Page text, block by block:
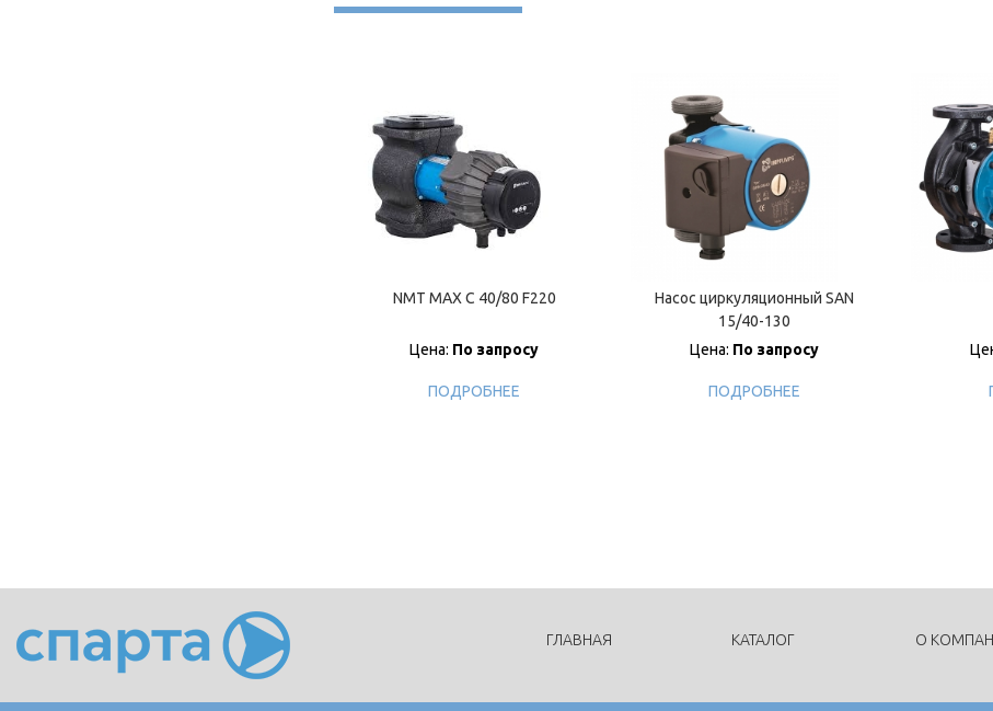
NMT MAX C 40/80 F220
Цена: По запросу
ПОДРОБНЕЕ
Насос циркуляционный SAN
15/40-130
Цена: По запросу
ПОДРОБНЕЕ
ГЛАВНАЯ КАТАЛОГ О